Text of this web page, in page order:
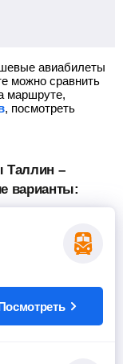
авиабилеты
можно сравнить
маршруте,
, посмотреть
варианты: